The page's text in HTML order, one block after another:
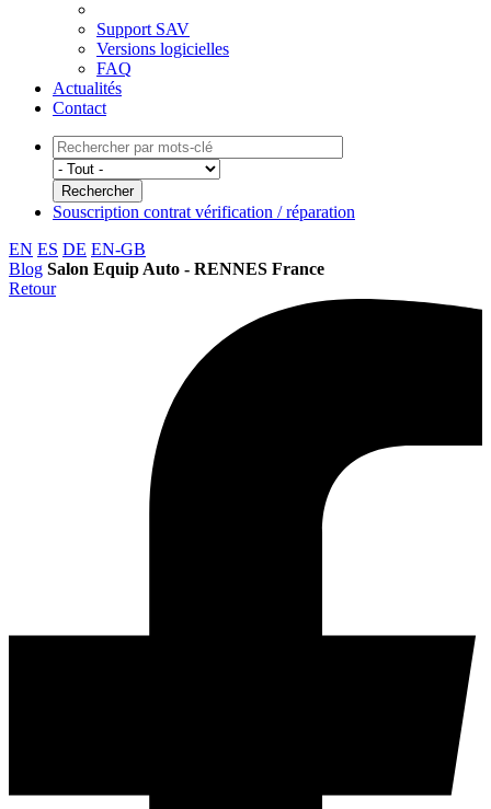
Support SAV
Versions logicielles
FAQ
Actualités
Contact
Souscription contrat vérification / réparation
EN ES DE EN-GB
Blog Salon Equip Auto - RENNES France
Retour